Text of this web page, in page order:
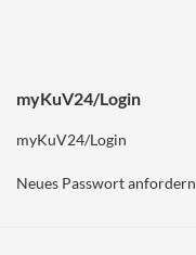
myKuV24/Login
myKuV24/Login
Neues Passwort anfordern